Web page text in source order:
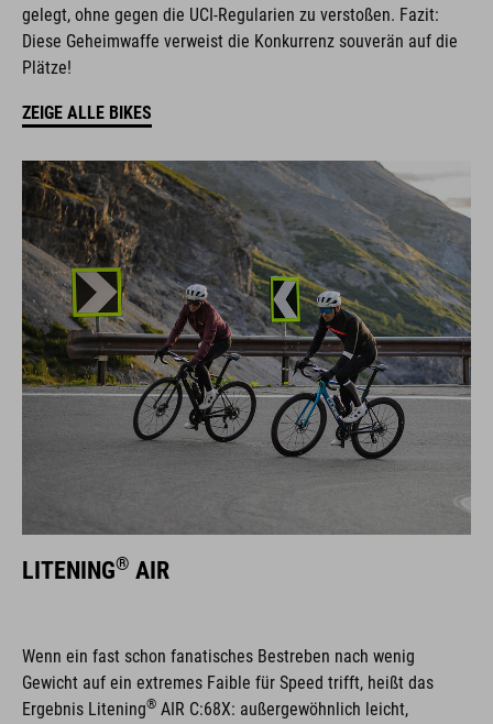
gelegt, ohne gegen die UCI-Regularien zu verstoßen. Fazit:
Diese Geheimwaffe verweist die Konkurrenz souverän auf die
Plätze!
ZEIGE ALLE BIKES
LITENING® AIR
Wenn ein fast schon fanatisches Bestreben nach wenig
Gewicht auf ein extremes Faible für Speed trifft, heißt das
Ergebnis Litening® AIR C:68X: außergewöhnlich leicht,